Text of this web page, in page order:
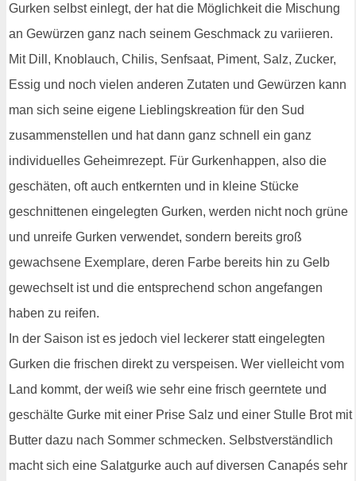
Gurken selbst einlegt, der hat die Möglichkeit die Mischung
an Gewürzen ganz nach seinem Geschmack zu variieren.
Mit Dill, Knoblauch, Chilis, Senfsaat, Piment, Salz, Zucker,
Essig und noch vielen anderen Zutaten und Gewürzen kann
man sich seine eigene Lieblingskreation für den Sud
zusammenstellen und hat dann ganz schnell ein ganz
individuelles Geheimrezept. Für Gurkenhappen, also die
geschäten, oft auch entkernten und in kleine Stücke
geschnittenen eingelegten Gurken, werden nicht noch grüne
und unreife Gurken verwendet, sondern bereits groß
gewachsene Exemplare, deren Farbe bereits hin zu Gelb
gewechselt ist und die entsprechend schon angefangen
haben zu reifen.
In der Saison ist es jedoch viel leckerer statt eingelegten
Gurken die frischen direkt zu verspeisen. Wer vielleicht vom
Land kommt, der weiß wie sehr eine frisch geerntete und
geschälte Gurke mit einer Prise Salz und einer Stulle Brot mit
Butter dazu nach Sommer schmecken. Selbstverständlich
macht sich eine Salatgurke auch auf diversen Canapés sehr